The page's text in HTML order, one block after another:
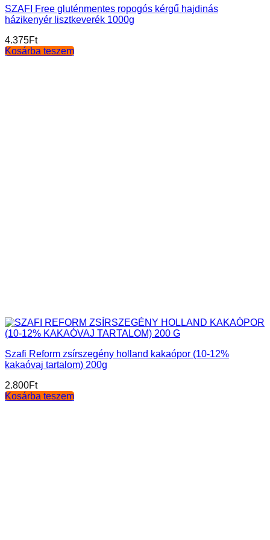
SZAFI Free gluténmentes ropogós kérgű hajdinás
házikenyér lisztkeverék 1000g
4.375Ft
Kosárba teszem
Szafi Reform zsírszegény holland kakaópor (10-12%
kakaóvaj tartalom) 200g
2.800Ft
Kosárba teszem